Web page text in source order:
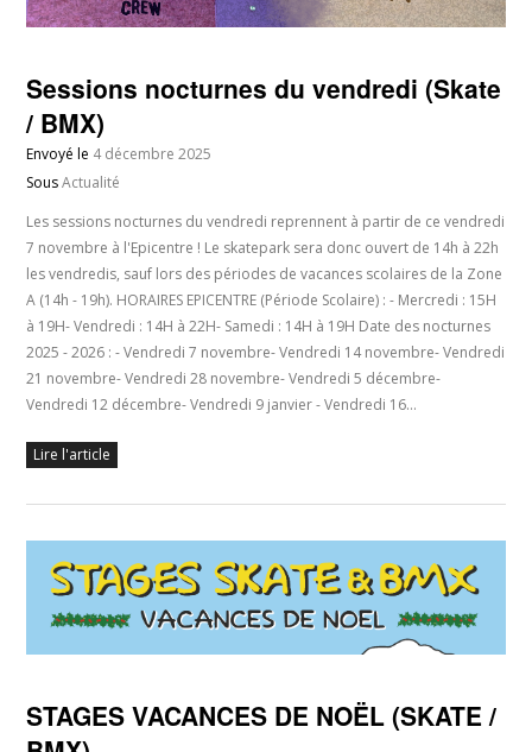
Sessions nocturnes du vendredi (Skate
/ BMX)
Envoyé le 4 décembre 2025
SousActualité
Les sessions nocturnes du vendredi reprennent à partir de ce vendredi
7 novembre à l'Epicentre ! Le skatepark sera donc ouvert de 14h à 22h
les vendredis, sauf lors des périodes de vacances scolaires de la Zone
A (14h - 19h). HORAIRES EPICENTRE (Période Scolaire) : - Mercredi : 15H
à 19H- Vendredi : 14H à 22H- Samedi : 14H à 19H Date des nocturnes
2025 - 2026 : - Vendredi 7 novembre- Vendredi 14 novembre- Vendredi
21 novembre- Vendredi 28 novembre- Vendredi 5 décembre-
Vendredi 12 décembre- Vendredi 9 janvier - Vendredi 16…
Lire l'article
STAGES VACANCES DE NOËL (SKATE /